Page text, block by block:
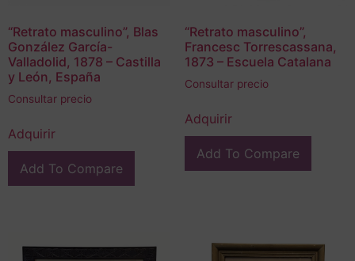
“Retrato masculino”, Blas
González García-
Valladolid, 1878 – Castilla
y León, España
Consultar precio
Adquirir
Add To Compare
“Retrato masculino”,
Francesc Torrescassana,
1873 – Escuela Catalana
Consultar precio
Adquirir
Add To Compare